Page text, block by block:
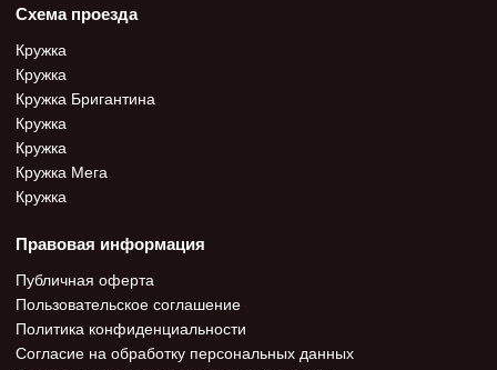
Схема проезда
Кружка
Кружка
Кружка Бригантина
Кружка
Кружка
Кружка Мега
Кружка
Правовая информация
Публичная оферта
Пользовательское соглашение
Политика конфиденциальности
Согласие на обработку персональных данных